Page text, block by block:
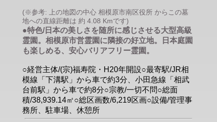
(※参考: 上の地図の中心 相模原市南区役所 からこの墓
地への直線距離は 約 4.08 Kmです)
●特色/日本の美しさを随所に感じさせる大型高級
霊園。相模原市営霊園に隣接の好立地。日本庭園
も楽しめる、安心バリアフリー霊園。
○経営主体/(宗)福寿院・H20年開設○最寄駅/JR相
模線「下溝駅」から車で約3分、小田急線「相武
台前駅」から車で約8分○宗教/一切不問○総面
積/38,939.14㎡○総区画数/6,219区画○設備/管理事
務所、駐車場、休憩所